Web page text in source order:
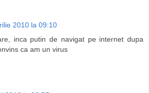
2010 la 09:10
inca putin de navigat pe internet dupa
ca am un virus